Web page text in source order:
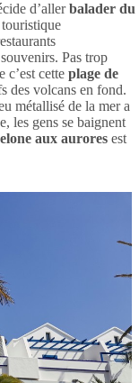
d’allerbalader du
Pas trop
cette plage de
des volcans en fond.
métallisé de la mer a
les gens se baignent
aux aurores est